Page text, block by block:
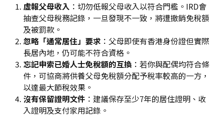
虛報父母收入 ：切勿低報父母收入以符合門檻。IRD會
抽查父母稅務記錄，一旦發現不一致，將遭撤銷免稅額
及被罰款。
忽略「通常居住」要求 ：父母即使有香港身份證但實際
長居內地，仍可能不符合資格。
忘記申索已婚人士免稅額的互換 ：若你與配偶均符合條
件，可協商將供養父母免稅額分配予稅率較高的一方，
以達最大節稅效果。
沒有保留證明文件 ：建議保存至少7年的居住證明、收
入證明及支付家用記錄。